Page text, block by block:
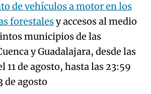
de vehículos a motor en los
forestalesy accesos al medio
municipios de las
y Guadalajara, desde las
11 de agosto, hasta las 23:59
de agosto